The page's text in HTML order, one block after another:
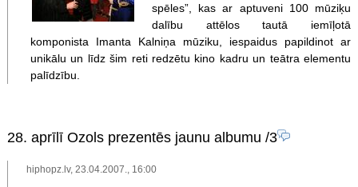
spēles”, kas ar aptuveni 100 mūziķu
dalību attēlos tautā iemīļotā
komponista Imanta Kalniņa mūziku, iespaidus papildinot ar
unikālu un līdz šim reti redzētu kino kadru un teātra elementu
palīdzību.
28. aprīlī Ozols prezentēs jaunu albumu /3
hiphopz.lv, 23.04.2007., 16:00